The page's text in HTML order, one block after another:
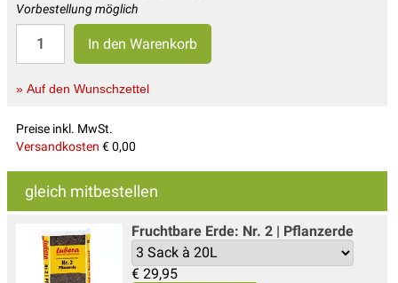
Vorbestellung möglich
» Auf den Wunschzettel
Preise inkl. MwSt.
Versandkosten € 0,00
gleich mitbestellen
Fruchtbare Erde: Nr. 2 | Pflanzerde
€ 29,95